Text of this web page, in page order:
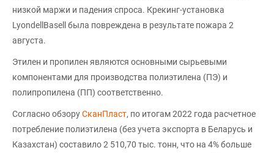
низкой маржи и падения спроса. Крекинг-установка
LyondellBasell была повреждена в результате пожара 2
августа.
Этилен и пропилен являются основными сырьевыми
компонентами для производства полиэтилена (ПЭ) и
полипропилена (ПП) соответственно.
Согласно обзоруСканПласт, по итогам 2022 года расчетное
потребление полиэтилена (без учета экспорта в Беларусь и
Казахстан) составило 2 510,70 тыс. тонн, что на 4% больше